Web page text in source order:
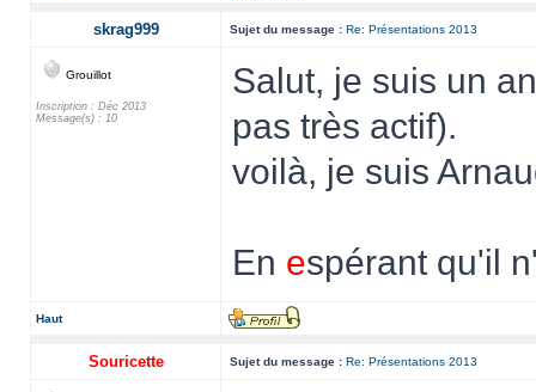
skrag999 Sujet du message : Re: Présentations 2013
Grouillot
Inscription : Déc 2013
Message(s) : 10
Salut, je suis un
pas très actif).
voilà, je suis
En espérant qu'il
Haut
Souricette Sujet du message : Re: Présentations 2013